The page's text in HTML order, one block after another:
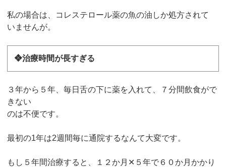
私の場合は、コレステロール薬の魚の油しか処方されて
いませんが。
❖治療時間が長すぎる
３年から５年、毎日舌の下に薬を入れて、７分間飲食がで
きない
のは不便です。
最初の1年は2週間毎に通院するなんて大変です。
もし５年間治療すると、１２か月✕５年で６０か月かかり